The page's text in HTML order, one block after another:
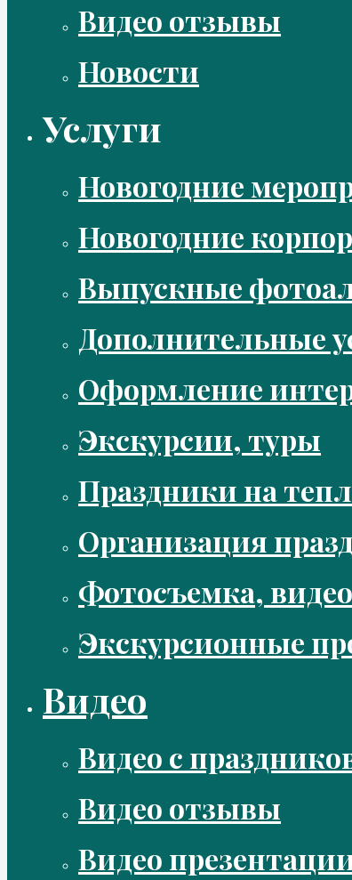
Видео отзывы
Новости
Услуги
Новогодние
Новогодние
Выпускные
Дополнительные
Оформление
Экскурсии, туры
Праздники на
Организация
Фотосъемка,
Экскурсионные
Видео
Видео с
Видео отзывы
Видео